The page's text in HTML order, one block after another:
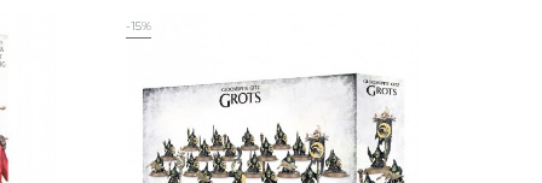
-15%